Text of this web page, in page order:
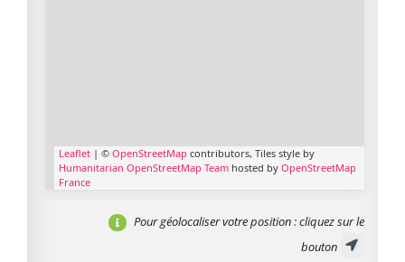
Leaflet | © OpenStreetMap contributors, Tiles style by
Humanitarian OpenStreetMap Team hosted by OpenStreetMap
France
Pour géolocaliser votre position: cliquez sur le
bouton